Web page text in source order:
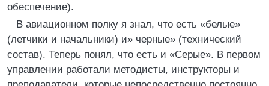
обеспечение).
В авиационном полку я знал, что есть «белые»
(летчики и начальники) и» черные» (технический
состав). Теперь понял, что есть и «Серые». В первом
управлении работали методисты, инструкторы и